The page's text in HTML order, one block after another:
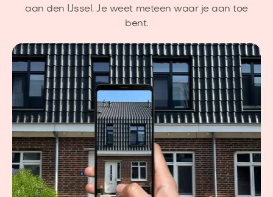
aan den IJssel. Je weet meteen waar je aan toe
bent.